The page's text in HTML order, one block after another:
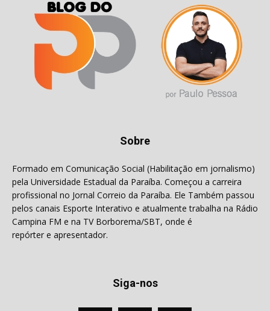
Sobre
Formado em Comunicação Social (Habilitação em jornalismo)
pela Universidade Estadual da Paraíba. Começou a carreira
profissional no Jornal Correio da Paraíba. Ele Também passou
pelos canais Esporte Interativo e atualmente trabalha na Rádio
Campina FM e na TV Borborema/SBT, onde é
repórter e apresentador.
Siga-nos